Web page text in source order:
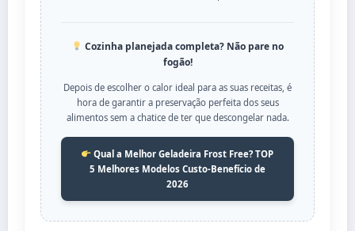
Cozinha planejada completa? Não pare no
fogão!
Depois de escolher o calor ideal para as suas receitas, é
hora de garantir a preservação perfeita dos seus
alimentos sem a chatice de ter que descongelar nada.
Qual a Melhor Geladeira Frost Free? TOP
5 Melhores Modelos Custo-Benefício de
2026